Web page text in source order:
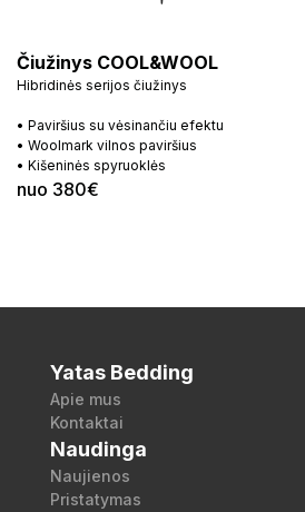
Čiužinys COOL&WOOL
Hibridinės serijos čiužinys
• Paviršius su vėsinančiu efektu
• Woolmark vilnos paviršius
• Kišeninės spyruoklės
nuo 380€
Yatas Bedding
Apie mus
Kontaktai
Naudinga
Naujienos
Pristatymas